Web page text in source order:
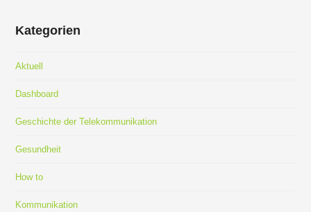
Kategorien
Aktuell
Dashboard
Geschichte der Telekommunikation
Gesundheit
How to
Kommunikation